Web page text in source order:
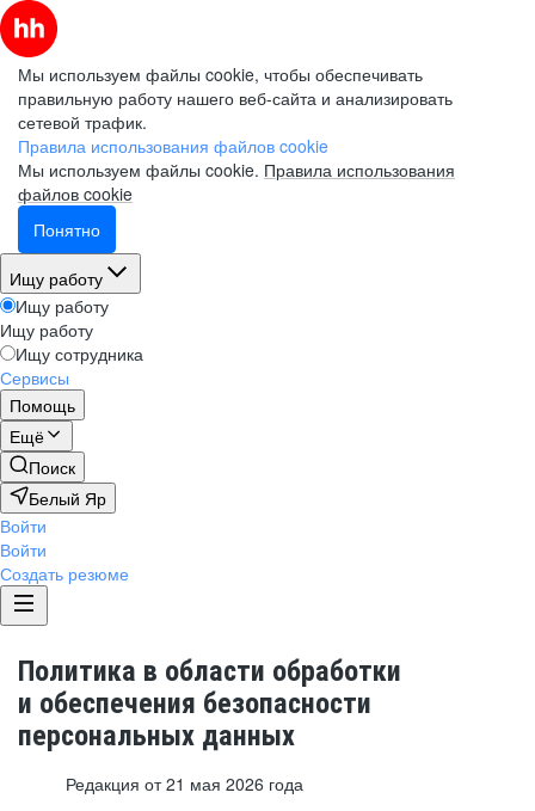
Мы используем файлы cookie, чтобы обеспечивать
правильную работу нашего веб-сайта и анализировать
сетевой трафик.
Правила использования файлов cookie
Мы используем файлы cookie. Правила использования
файлов cookie
Понятно
Ищу работу
Ищу работу
Ищу работу
Ищу сотрудника
Сервисы
Помощь
Ещё
Поиск
Белый Яр
Войти
Войти
Создать резюме
Политика в области обработки
и обеспечения безопасности
персональных данных
Редакция от 21 мая 2026 года